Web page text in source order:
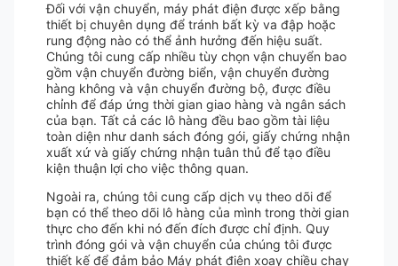
Đối với vận chuyển, máy phát điện được xếp bằng
thiết bị chuyên dụng để tránh bất kỳ va đập hoặc
rung động nào có thể ảnh hưởng đến hiệu suất.
Chúng tôi cung cấp nhiều tùy chọn vận chuyển bao
gồm vận chuyển đường biển, vận chuyển đường
hàng không và vận chuyển đường bộ, được điều
chỉnh để đáp ứng thời gian giao hàng và ngân sách
của bạn. Tất cả các lô hàng đều bao gồm tài liệu
toàn diện như danh sách đóng gói, giấy chứng nhận
xuất xứ và giấy chứng nhận tuân thủ để tạo điều
kiện thuận lợi cho việc thông quan.
Ngoài ra, chúng tôi cung cấp dịch vụ theo dõi để
bạn có thể theo dõi lô hàng của mình trong thời gian
thực cho đến khi nó đến đích được chỉ định. Quy
trình đóng gói và vận chuyển của chúng tôi được
thiết kế để đảm bảo Máy phát điện xoay chiều chạy